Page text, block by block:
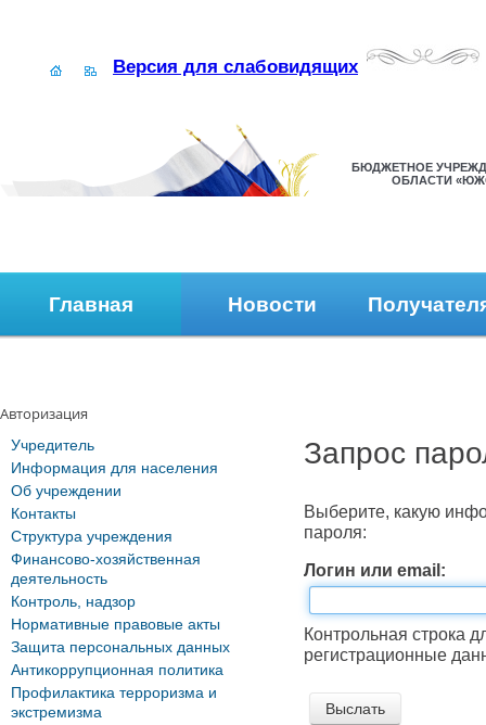
Версия для слабовидящих
БЮДЖЕТНОЕ
ОБЛАСТИ
Главная Новости
Авторизация
Запрос
Выберите, какую
пароля:
Логин или email:
Контрольная строка
регистрационные
Учредитель
Информация для населения
Об учреждении
Контакты
Структура учреждения
Финансово-хозяйственная
деятельность
Контроль, надзор
Нормативные правовые акты
Защита персональных данных
Антикоррупционная политика
Профилактика терроризма и
экстремизма